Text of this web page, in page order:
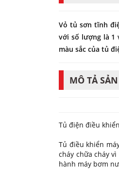
Vỏ tủ sơn tĩnh
với số lượng là 1
màu sắc của tủ
MÔ TẢ
Tủ điện điều
Tủ điều khiển
cháy chữa cháy
hành máy bơm